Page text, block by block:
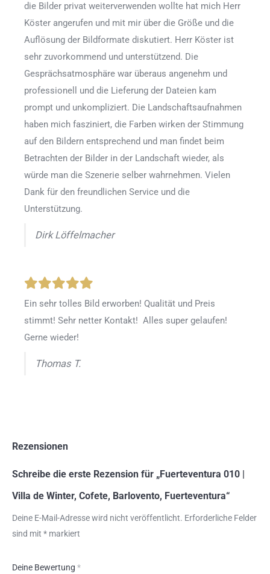
die Bilder privat weiterverwenden wollte hat mich Herr
Köster angerufen und mit mir über die Größe und die
Auflösung der Bildformate diskutiert. Herr Köster ist
sehr zuvorkommend und unterstützend. Die
Gesprächsatmosphäre war überaus angenehm und
professionell und die Lieferung der Dateien kam
prompt und unkompliziert. Die Landschaftsaufnahmen
haben mich fasziniert, die Farben wirken der Stimmung
auf den Bildern entsprechend und man findet beim
Betrachten der Bilder in der Landschaft wieder, als
würde man die Szenerie selber wahrnehmen. Vielen
Dank für den freundlichen Service und die
Unterstützung.
Dirk Löffelmacher
Ein sehr tolles Bild erworben! Qualität und Preis
stimmt! Sehr netter Kontakt! Alles super gelaufen!
Gerne wieder!
Thomas T.
Rezensionen
Schreibe die erste Rezension für „Fuerteventura 010 |
Villa de Winter, Cofete, Barlovento, Fuerteventura“
Deine E-Mail-Adresse wird nicht veröffentlicht. Erforderliche Felder
sind mit * markiert
Deine Bewertung *